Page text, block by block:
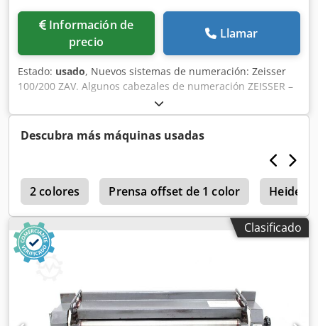
Información de
precio
Llamar
Estado: usado, Nuevos sistemas de numeración: Zeisser
100/200 ZAV. Algunos cabezales de numeración ZEISSER –
NUEVOS. Djdeh Ax Hxjpfx Af Hekr Inspección en línea
mediante videoconferencia a través de Skype. Nos
encantaría recibir su visita; tenemos más máquinas en
stock. Disponibles de inmediato; se pueden inspeccionar.
En stock en Emskirchen/Núremberg; se pueden probar.
Descubra más máquinas usadas
2 colores Prensa offset de 1 color
Clasificado